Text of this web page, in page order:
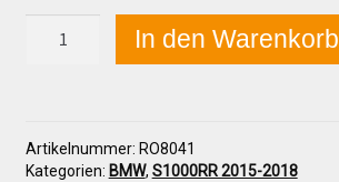
Sitzpolster und erhöhte Sitzpolster
Frontverkleidung
In den Warenkorb
Artikelnummer: RO8041
Kategorien: BMW, S1000RR 2015-2018